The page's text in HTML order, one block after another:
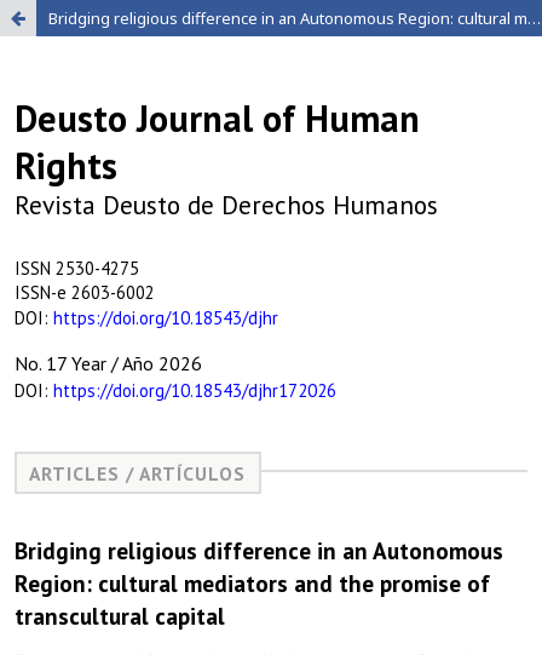
Bridging religious difference in an Autonomous Region: cultural mediators and the promise of transcultural capital